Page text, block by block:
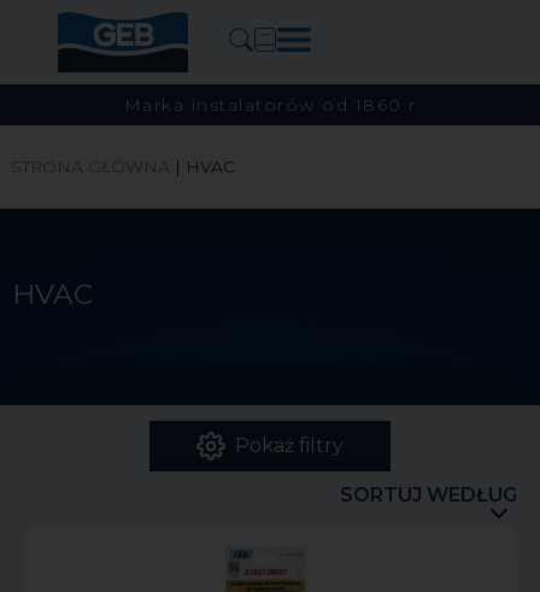
Marka instalatorów od 1860 r
STRONA GŁÓWNA | HVAC
HVAC
Pokaż filtry
SORTUJ WEDŁUG